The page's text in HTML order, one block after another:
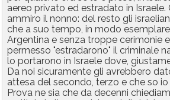
aereo privato ed estradato in Israele.
ammiro il nonno: del resto gli
che a suo tempo, in modo
Argentina e senza troppe cerimonie
permesso "estradarono" il criminale
lo portarono in Israele dove,
Da noi sicuramente gli avrebbero
attesa del secondo, terzo e che so
Prova ne sia che da decenni